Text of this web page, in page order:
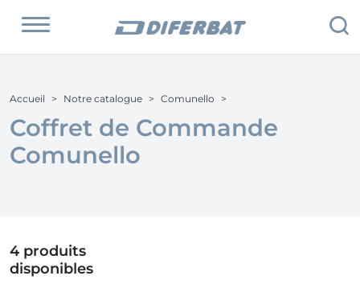
Accueil Notre catalogue Comunello
Coffret de Commande
Comunello
4 produits
disponibles